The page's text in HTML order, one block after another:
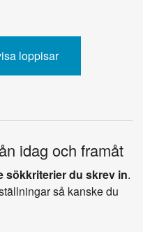
idag och framåt
sökkriterier du skrev in.
så kanske du